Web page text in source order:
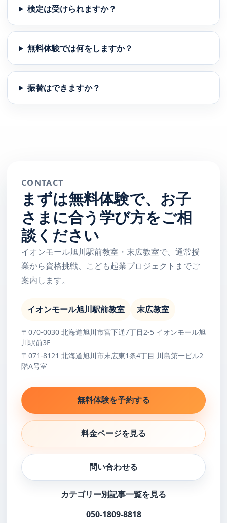
検定は受けられますか？
無料体験では何をしますか？
振替はできますか？
CONTACT
まずは無料体験で、お子
さまに合う学び方をご相
談ください
イオンモール旭川駅前教室・末広教室で、通常授
業から資格挑戦、こども起業プロジェクトまでご
案内します。
イオンモール旭川駅前教室 末広教室
〒070-0030 北海道旭川市宮下通7丁目2-5 イオンモール旭
川駅前3F
〒071-8121 北海道旭川市末広東1条4丁目 川島第一ビル2
階A号室
無料体験を予約する
料金ページを見る
問い合わせる
カテゴリー別記事一覧を見る
050-1809-8818